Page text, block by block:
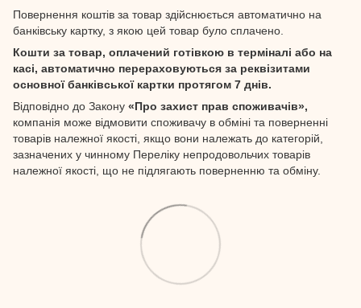
Повернення коштів за товар здійснюється автоматично на
банківську картку, з якою цей товар було сплачено.
Кошти за товар, оплачений готівкою в терміналі або на
касі, автоматично перераховуються за реквізитами
основної банківської картки протягом 7 днів.
Відповідно до Закону «Про захист прав споживачів»,
компанія може відмовити споживачу в обміні та поверненні
товарів належної якості, якщо вони належать до категорій,
зазначених у чинному Переліку непродовольчих товарів
належної якості, що не підлягають поверненню та обміну.